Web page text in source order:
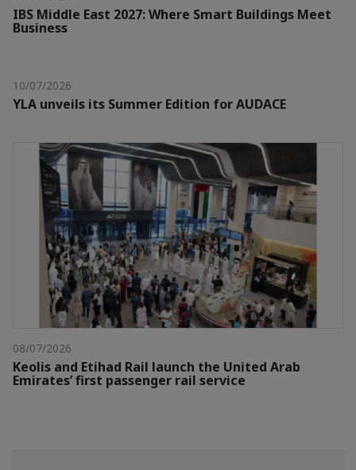
IBS Middle East 2027: Where Smart Buildings Meet
Business
10/07/2026
YLA unveils its Summer Edition for AUDACE
08/07/2026
Keolis and Etihad Rail launch the United Arab
Emirates’ first passenger rail service